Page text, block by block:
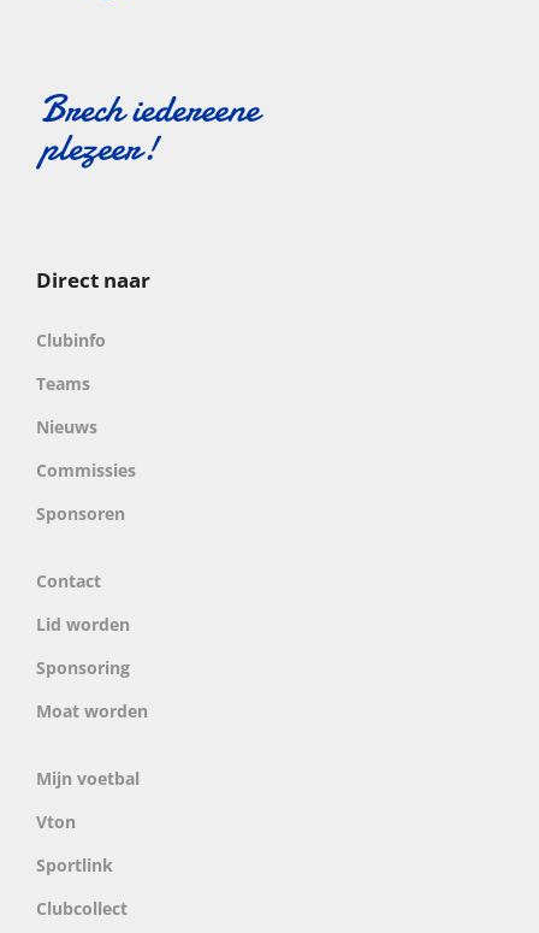
Direct naar
Clubinfo
Teams
Nieuws
Commissies
Sponsoren
Contact
Lid worden
Sponsoring
Moat worden
Mijn voetbal
Vton
Sportlink
Clubcollect